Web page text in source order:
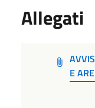
Allegati
E